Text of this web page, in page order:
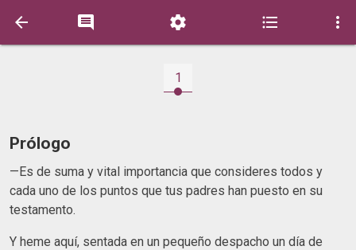
    
1
Prólogo
—Es de suma y vital importancia que consideres todos y
cada uno de los puntos que tus padres han puesto en su
testamento.
Y heme aquí, sentada en un pequeño despacho un día de